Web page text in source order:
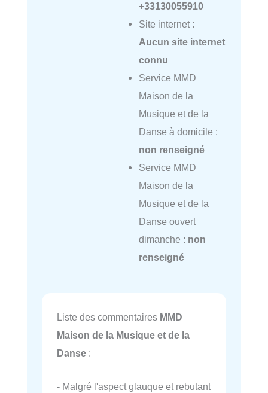
+33130055910
Site internet :
Aucun site internet
connu
Service MMD
Maison de la
Musique et de la
Danse à domicile :
non renseigné
Service MMD
Maison de la
Musique et de la
Danse ouvert
dimanche : non
renseigné
Liste des commentaires MMD
Maison de la Musique et de la
Danse :
- Malgré l'aspect glauque et rebutant